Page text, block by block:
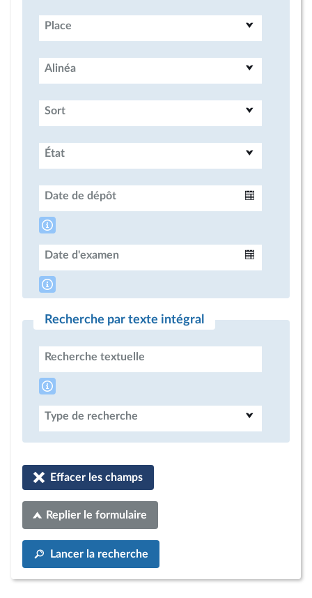
Place
Alinéa
Sort
État
Date de dépôt
Date d'examen
Recherche par texte intégral
Recherche textuelle
Type de recherche
Effacer les champs
Replier le formulaire
Lancer la recherche